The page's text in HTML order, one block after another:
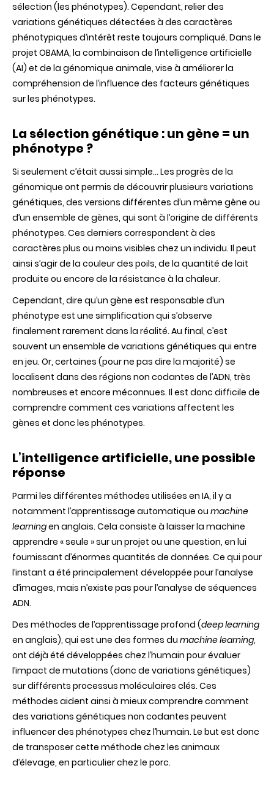
sélection (les phénotypes). Cependant, relier des
variations génétiques détectées à des caractères
phénotypiques d’intérêt reste toujours compliqué. Dans le
projet OBAMA, la combinaison de l’intelligence artificielle
(AI) et de la génomique animale, vise à améliorer la
compréhension de l’influence des facteurs génétiques
sur les phénotypes.
La sélection génétique : un gène = un
phénotype ?
Si seulement c’était aussi simple… Les progrès de la
génomique ont permis de découvrir plusieurs variations
génétiques, des versions différentes d’un même gène ou
d’un ensemble de gènes, qui sont à l’origine de différents
phénotypes. Ces derniers correspondent à des
caractères plus ou moins visibles chez un individu. Il peut
ainsi s’agir de la couleur des poils, de la quantité de lait
produite ou encore de la résistance à la chaleur.
Cependant, dire qu’un gène est responsable d’un
phénotype est une simplification qui s’observe
finalement rarement dans la réalité. Au final, c’est
souvent un ensemble de variations génétiques qui entre
en jeu. Or, certaines (pour ne pas dire la majorité) se
localisent dans des régions non codantes de l’ADN, très
nombreuses et encore méconnues. Il est donc difficile de
comprendre comment ces variations affectent les
gènes et donc les phénotypes.
L’intelligence artificielle, une possible
réponse
Parmi les différentes méthodes utilisées en IA, il y a
notamment l’apprentissage automatique ou machine
learningen anglais. Cela consiste à laisser la machine
apprendre « seule » sur un projet ou une question, en lui
fournissant d’énormes quantités de données. Ce qui pour
l’instant a été principalement développée pour l’analyse
d’images, mais n’existe pas pour l’analyse de séquences
ADN.
Des méthodes de l’apprentissage profond (deep learning
en anglais), qui est une des formes du machine learning,
ont déjà été développées chez l’humain pour évaluer
l’impact de mutations (donc de variations génétiques)
sur différents processus moléculaires clés. Ces
méthodes aident ainsi à mieux comprendre comment
des variations génétiques non codantes peuvent
influencer des phénotypes chez l’humain. Le but est donc
de transposer cette méthode chez les animaux
d’élevage, en particulier chez le porc.